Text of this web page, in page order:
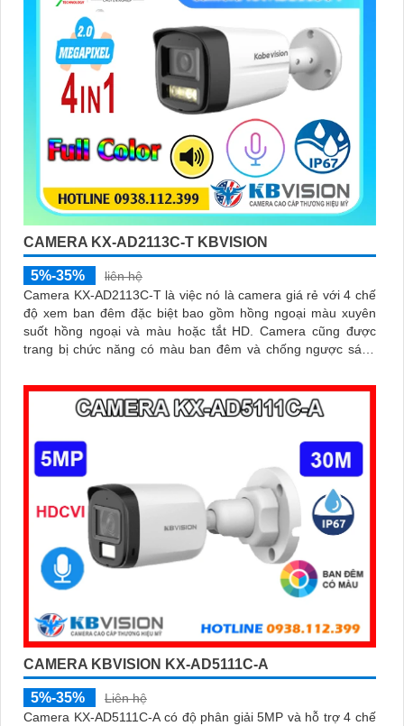
CAMERA KX-AD2113C-T KBVISION
5%-35%
liên hệ
Camera KX-AD2113C-T là việc nó là camera giá rẻ với 4 chế
độ xem ban đêm đặc biệt bao gồm hồng ngoại màu xuyên
suốt hồng ngoại và màu hoặc tắt HD. Camera cũng được
trang bị chức năng có màu ban đêm và chống ngược sáng
CAMERA KBVISION KX-AD5111C-A
5%-35%
Liên hệ
Camera KX-AD5111C-A có độ phân giải 5MP và hỗ trợ 4 chế